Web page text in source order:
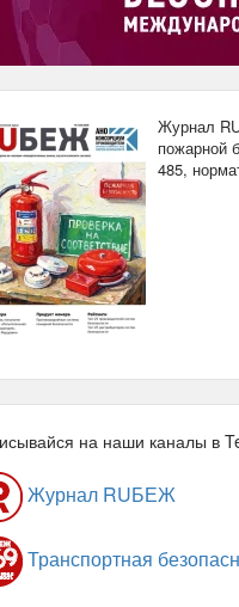
Журнал
пожарной
485,
на наши каналы в
Журнал RUБЕЖ
Транспортная